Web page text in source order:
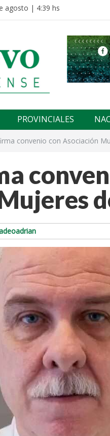
agosto | 4:39 hs
PROVINCIALES
convenio con Asociación